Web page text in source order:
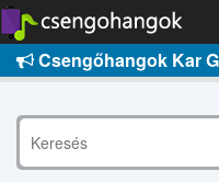
Csengőhangok Kar